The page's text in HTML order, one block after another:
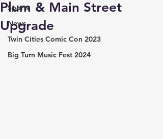
Sports
News
Twin Cities Comic Con 2023
Big Turn Music Fest 2024
Plum & Main Street
Upgrade